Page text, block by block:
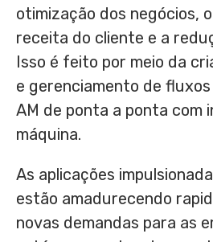
otimização dos negócios,
receita do cliente e a
Isso é feito por meio da
e gerenciamento de
AM de ponta a ponta com
máquina.
As aplicações
estão amadurecendo
novas demandas para as